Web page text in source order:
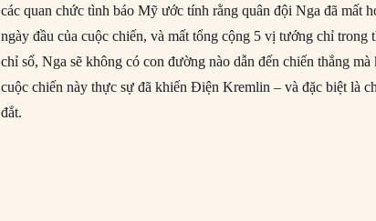
các quan chức tình báo Mỹ ước tính rằng quân đội Nga đã mất
ngày đầu của cuộc chiến, và mất tổng cộng 5 vị tướng chỉ trong
chỉ số, Nga sẽ không có con đường nào dẫn đến chiến thắng
cuộc chiến này thực sự đã khiến Điện Kremlin – và đặc biệt là
đắt.